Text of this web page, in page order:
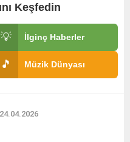
Keşfedin
💡 İlginç Haberler
🎵 Müzik Dünyası